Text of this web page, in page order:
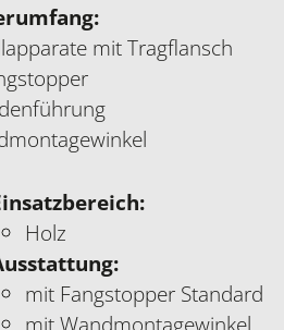
mit Tragflansch
Holz
mit Fangstopper Standard
mit Wandmontagewinkel